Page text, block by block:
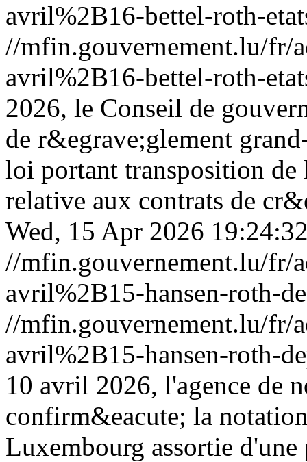
avril%2B16-bettel-roth-
//mfin.gouvernement.lu/fr/
avril%2B16-bettel-roth-
2026, le Conseil de
de r&egrave;glement
loi portant transposition de
relative aux contrats de
Wed, 15 Apr 2026
//mfin.gouvernement.lu/fr/
avril%2B15-hansen-roth-
//mfin.gouvernement.lu/fr/
avril%2B15-hansen-roth-
10 avril 2026, l'agence de
confirm&eacute; la
Luxembourg assortie d'une